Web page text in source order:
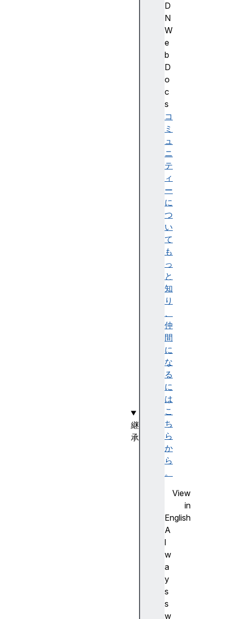
D
N
W
e
b
D
o
c
s
コ
ミ
ュ
ニ
テ
ィ
ー
に
つ
い
て
も
っ
と
知
り
、
仲
間
に
な
る
に
は
こ
ち
ら
か
ら
。
View
in
English
A
l
w
a
y
s
s
w
継
承